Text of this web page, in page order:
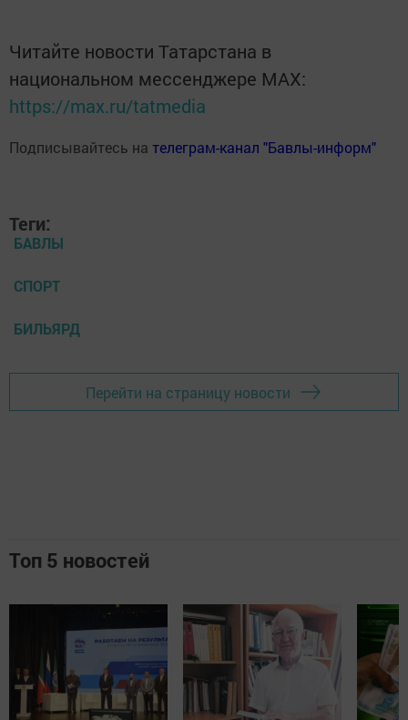
Читайте новости Татарстана в
национальном мессенджере MАХ:
https://max.ru/tatmedia
Подписывайтесь на телеграм-канал "Бавлы-информ"
Теги:
БАВЛЫ
СПОРТ
БИЛЬЯРД
Перейти на страницу новости
Топ 5 новостей